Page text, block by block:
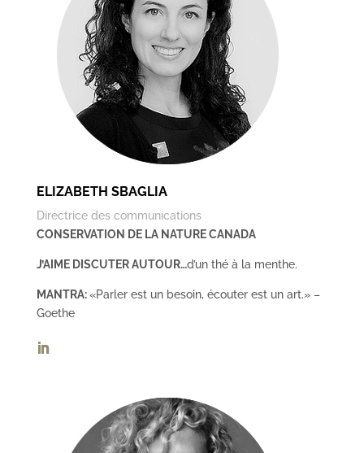
ELIZABETH SBAGLIA
Directrice des communications
CONSERVATION DE LA NATURE CANADA
J’AIME DISCUTER AUTOUR…d’un thé à la menthe.
MANTRA:«Parler est un besoin, écouter est un art.» –
Goethe